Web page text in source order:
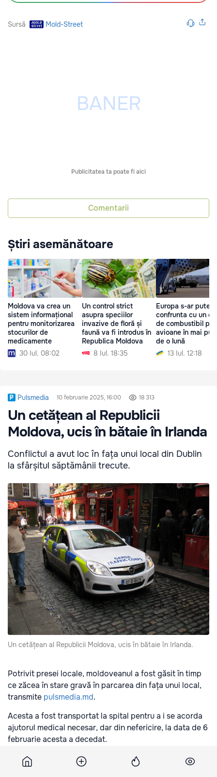
Sursă Mold-Street
Publicitatea ta poate fi aici
Comentarii
Știri asemănătoare
Moldova va crea un
sistem informațional
pentru monitorizarea
stocurilor de
medicamente
30 Iul. 08:02
Un control strict
asupra speciilor
invazive de floră și
faună va fi introdus în
Republica Moldova
8 Iul. 18:35
Europa s-ar putea
confrunta cu un
de combustibil
avioane în mai
de o lună
13 Iul. 12:18
Pulsmedia 10 februarie 2025, 16:00 18 313
Un cetățean al Republicii
Moldova, ucis în bătaie în Irlanda
Conflictul a avut loc în fața unui local din Dublin
la sfârșitul săptămânii trecute.
Un cetățean al Republicii Moldova, ucis în bătaie în Irlanda.
Potrivit presei locale, moldoveanul a fost găsit în timp
ce zăcea în stare gravă în parcarea din fața unui local,
transmite pulsmedia.md.
Acesta a fost transportat la spital pentru a i se acorda
ajutorul medical necesar, dar din nefericire, la data de 6
februarie acesta a decedat.
Victima s-a dovedit a fi Alexandru Dumitrașcu, în vârstă
de 37 ani, originar din localitatea Crocmaz, raionul